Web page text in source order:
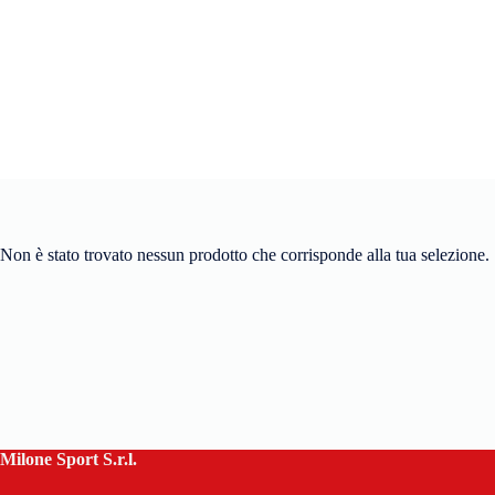
Non è stato trovato nessun prodotto che corrisponde alla tua selezione.
Milone Sport S.r.l.